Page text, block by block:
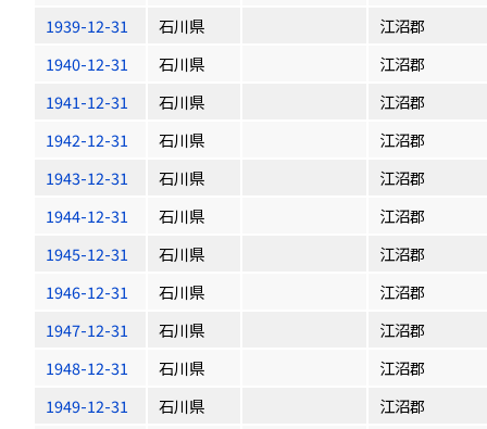
1939-12-31
石川県
江沼郡
1940-12-31
石川県
江沼郡
1941-12-31
石川県
江沼郡
1942-12-31
石川県
江沼郡
1943-12-31
石川県
江沼郡
1944-12-31
石川県
江沼郡
1945-12-31
石川県
江沼郡
1946-12-31
石川県
江沼郡
1947-12-31
石川県
江沼郡
1948-12-31
石川県
江沼郡
1949-12-31
石川県
江沼郡